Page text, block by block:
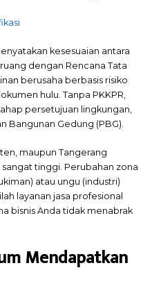
kesesuaian antara
dengan Rencana Tata
berusaha berbasis risiko
hulu. Tanpa PKKPR,
persetujuan lingkungan,
Bangunan Gedung (PBG).
maupun Tangerang
tinggi. Perubahan zona
atau ungu (industri)
layanan jasa profesional
bisnis Anda tidak menabrak
Mendapatkan